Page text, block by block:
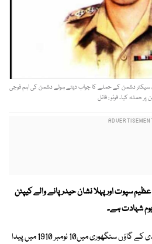
کے اوڑی سیکٹر دشمن کے حملے کا جواب دیتے ہوئے دشمن کی اہم فوجی
پر حملہ کیا۔ فوٹو : فائل
سپوت اورپہلا نشان حیدر پانے والے کیپٹن
کیپٹن راجہ محمد سرور شہید راولپنڈی کے گاؤں سنگھوری میں10 نومبر 1910 میں پیدا